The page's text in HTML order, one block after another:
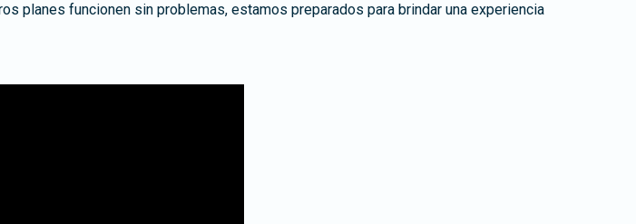
planes funcionen sin problemas, estamos preparados para brindar una experiencia